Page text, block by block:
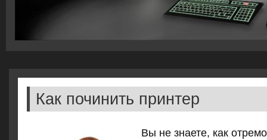
Как починить принтер
Вы не знаете, как